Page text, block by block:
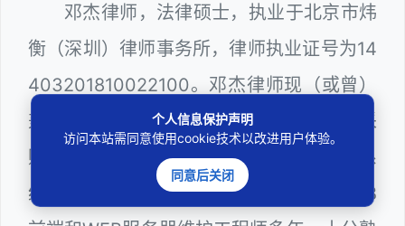
邓杰律师，法律硕士，执业于北京市炜
衡（深圳）律师事务所，律师执业证号为14
403201810022100。邓杰律师现（或曾）
兼任深圳市人民政府听证员、深圳市政府采
购评审专家（法律类）、深圳市某区政府系
统公职律师、计算机信息网络安全员、WEB
个人信息保护声明
访问本站需同意使用cookie技术以改进用户体验。
同意后关闭